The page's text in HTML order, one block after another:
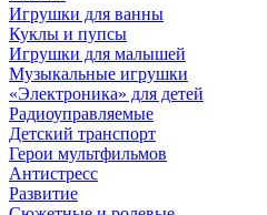
Игрушки для ванны
Куклы и пупсы
Игрушки для малышей
Музыкальные игрушки
«Электроника» для детей
Радиоуправляемые
Детский транспорт
Герои мультфильмов
Антистресс
Развитие